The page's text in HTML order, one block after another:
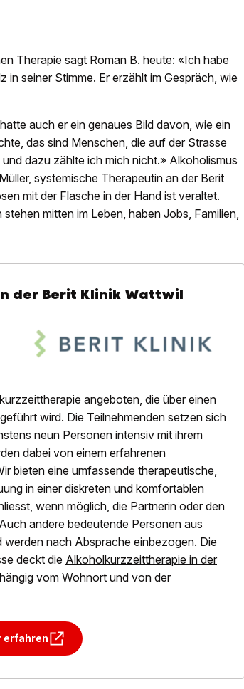
Therapie sagt Roman B. heute: «Ich habe
seiner Stimme. Er erzählt im Gespräch, wie
auch er ein genaues Bild davon, wie ein
das sind Menschen, die auf der Strasse
dazu zählte ich mich nicht.» Alkoholismus
systemische Therapeutin an der Berit
mit der Flasche in der Hand ist veraltet.
mitten im Leben, haben Jobs, Familien,
der Berit Klinik Wattwil
angeboten, die über einen
wird. Die Teilnehmenden setzen sich
neun Personen intensiv mit ihrem
dabei von einem erfahrenen
bieten eine umfassende therapeutische,
in einer diskreten und komfortablen
wenn möglich, die Partnerin oder den
andere bedeutende Personen aus
nach Absprache einbezogen. Die
deckt die Alkoholkurzzeittherapie in der
vom Wohnort und von der
erfahren